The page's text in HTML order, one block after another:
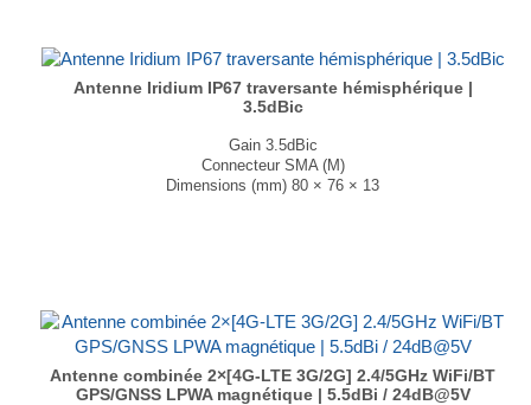
Antenne Iridium IP67 traversante hémisphérique |
3.5dBic
Gain 3.5dBic
Connecteur SMA (M)
Dimensions (mm) 80 × 76 × 13
Antenne combinée 2×[4G-LTE 3G/2G] 2.4/5GHz WiFi/BT
GPS/GNSS LPWA magnétique | 5.5dBi / 24dB@5V